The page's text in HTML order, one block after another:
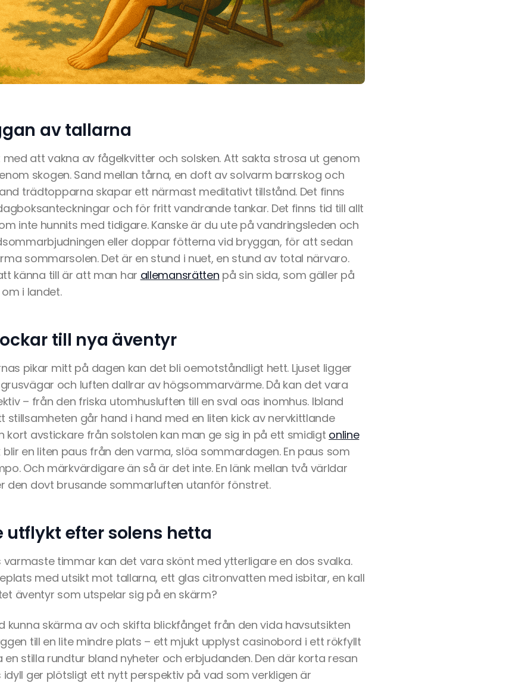
av tallarna
att vakna av fågelkvitter och solsken. Att sakta strosa ut genom
skogen. Sand mellan tårna, en doft av solvarm barrskog och
trädtopparna skapar ett närmast meditativt tillstånd. Det finns
och för fritt vandrande tankar. Det finns tid till allt
inte hunnits med tidigare. Kanske är du ute på vandringsleden och
eller doppar fötterna vid bryggan, för att sedan
sommarsolen. Det är en stund i nuet, en stund av total närvaro.
känna till är att man har allemansrätten på sin sida, som gäller på
i landet.
till nya äventyr
pikar mitt på dagen kan det bli oemotståndligt hett. Ljuset ligger
och luften dallrar av högsommarvärme. Då kan det vara
– från den friska utomhusluften till en sval oas inomhus. Ibland
stillsamheten går hand i hand med en liten kick av nervkittlande
kort avstickare från solstolen kan man ge sig in på ett smidigt online
blir en liten paus från den varma, slöa sommardagen. En paus som
Och märkvärdigare än så är det inte. En länk mellan två världar
den dovt brusande sommarluften utanför fönstret.
utflykt efter solens hetta
timmar kan det vara skönt med ytterligare en dos svalka.
med utsikt mot tallarna, ett glas citronvatten med isbitar, en kall
äventyr som utspelar sig på en skärm?
kunna skärma av och skifta blickfånget från den vida havsutsikten
till en lite mindre plats – ett mjukt upplyst casinobord i ett rökfyllt
en stilla rundtur bland nyheter och erbjudanden. Den där korta resan
ger plötsligt ett nytt perspektiv på vad som verkligen är